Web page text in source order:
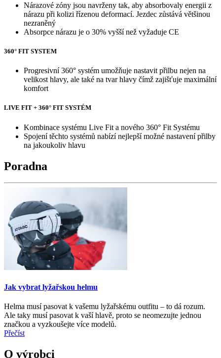
Nárazové zóny jsou navrženy tak, aby absorbovaly energii z
nárazu při kolizi řízenou deformací. Jezdec zůstává většinou
nezraněný
Absorpce nárazu je o 30% vyšší než vyžaduje CE
360° FIT SYSTEM
Progresivní 360° systém umožňuje nastavit přilbu nejen na
velikost hlavy, ale také na tvar hlavy čímž zajišťuje maximální
komfort
LIVE FIT + 360° FIT SYSTÉM
Kombinace systému Live Fit a nového 360° Fit Systému
Spojení těchto systémů nabízí nejlepší možné nastavení přilby
na jakoukoliv hlavu
Poradna
Jak vybrat lyžařskou helmu
Helma musí pasovat k vašemu lyžařskému outfitu – to dá rozum.
Ale taky musí pasovat k vaší hlavě, proto se neomezujte jednou
značkou a vyzkoušejte více modelů.
Přečíst
O výrobci